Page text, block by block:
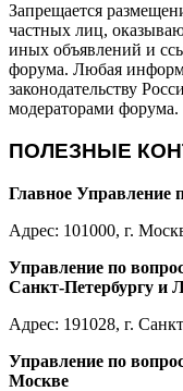
Запрещается
частных лиц,
иных объявлений и
форума. Любая
законодательству
модераторами форума.
ПОЛЕЗНЫЕ
Главное Управление
Адрес: 101000, г.
Управление по
Санкт-Петербургу и
Адрес: 191028, г.
Управление по
Москве